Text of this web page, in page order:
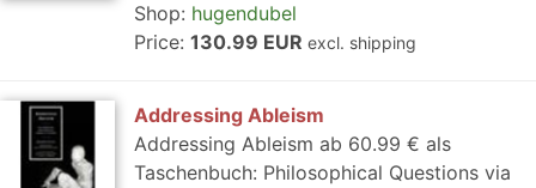
Shop: hugendubel
Price: 130.99 EUR excl. shipping
Addressing Ableism
Addressing Ableism ab 60.99 € als
Taschenbuch: Philosophical Questions via